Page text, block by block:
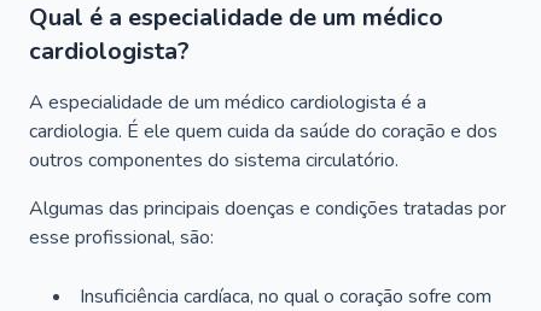
Qual é a especialidade de um médico
cardiologista?
A especialidade de um médico cardiologista é a
cardiologia. É ele quem cuida da saúde do coração e dos
outros componentes do sistema circulatório.
Algumas das principais doenças e condições tratadas por
esse profissional, são:
Insuficiência cardíaca, no qual o coração sofre com